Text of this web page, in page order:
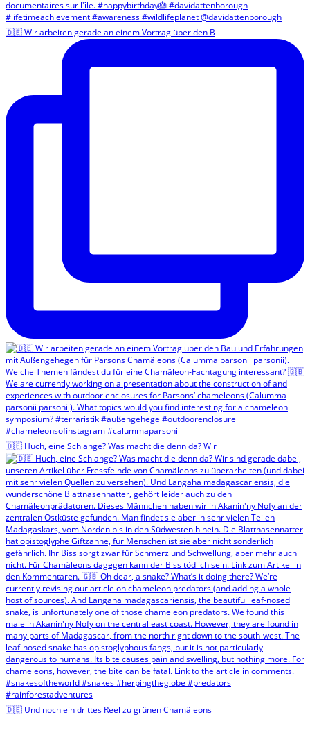
🇩🇪 Wir arbeiten gerade an einem Vortrag über den B
🇩🇪 Huch, eine Schlange? Was macht die denn da? Wir
🇩🇪 Und noch ein drittes Reel zu grünen Chamäleons